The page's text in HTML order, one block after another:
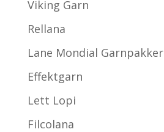
Viking Garn
Rellana
Lane Mondial Garnpakker
Effektgarn
Lett Lopi
Filcolana